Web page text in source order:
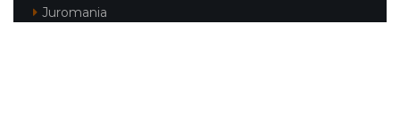
Juromania